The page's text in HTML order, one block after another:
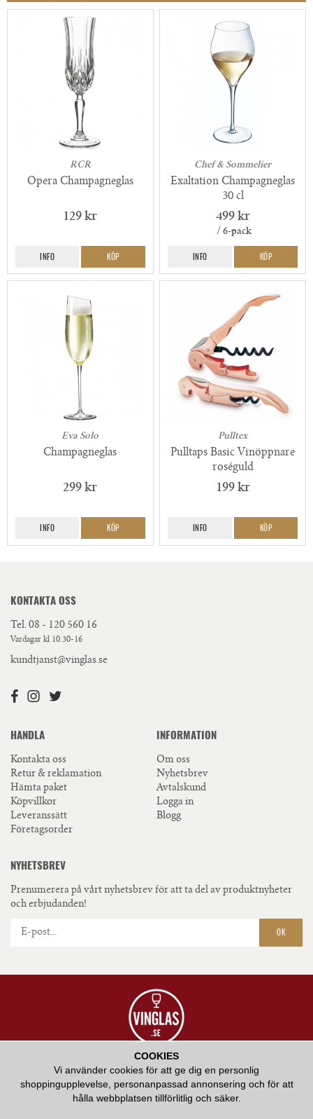
RCR
Opera Champagneglas
129 kr
INFO KÖP
Chef & Sommelier
Exaltation Champagneglas
30 cl
499 kr
/ 6-pack
INFO KÖP
Eva Solo
Champagneglas
299 kr
INFO KÖP
Pulltex
Pulltaps Basic Vinöppnare
roséguld
199 kr
INFO KÖP
KONTAKTA OSS
Tel. 08 - 120 560 16
Vardagar kl 10.30-16
kundtjanst@vinglas.se
HANDLA
Kontakta oss
Retur & reklamation
Hämta paket
Köpvillkor
Leveranssätt
Företagsorder
INFORMATION
Om oss
Nyhetsbrev
Avtalskund
Logga in
Blogg
NYHETSBREV
Prenumerera på vårt nyhetsbrev för att ta del av produktnyheter
och erbjudanden!
OK
VÅR AMBITION ÄR ATT ERBJUDA HÖGKVALITATIV SERVICE OCH ATT BIDRA
MED VÅR KUNSKAP KRING HUR RÄTT GLAS KAN FÖRHÖJA EN
SMAKUPPLEVELSE.
COOKIES
Vi använder cookies för att ge dig en personlig
shoppingupplevelse, personanpassad annonsering och för att
hålla webbplatsen tillförlitlig och säker.